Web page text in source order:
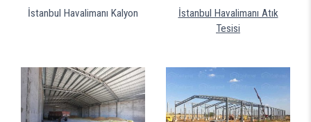
İstanbul Havalimanı Kalyon
İstanbul Havalimanı Atık
Tesisi